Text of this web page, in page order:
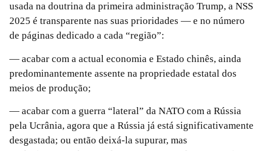
usada na doutrina da primeira administração Trump, a NSS
2025 é transparente nas suas prioridades — e no número
de páginas dedicado a cada “região”:
— acabar com a actual economia e Estado chinês, ainda
predominantemente assente na propriedade estatal dos
meios de produção;
— acabar com a guerra “lateral” da NATO com a Rússia
pela Ucrânia, agora que a Rússia já está significativamente
desgastada; ou então deixá-la supurar, mas